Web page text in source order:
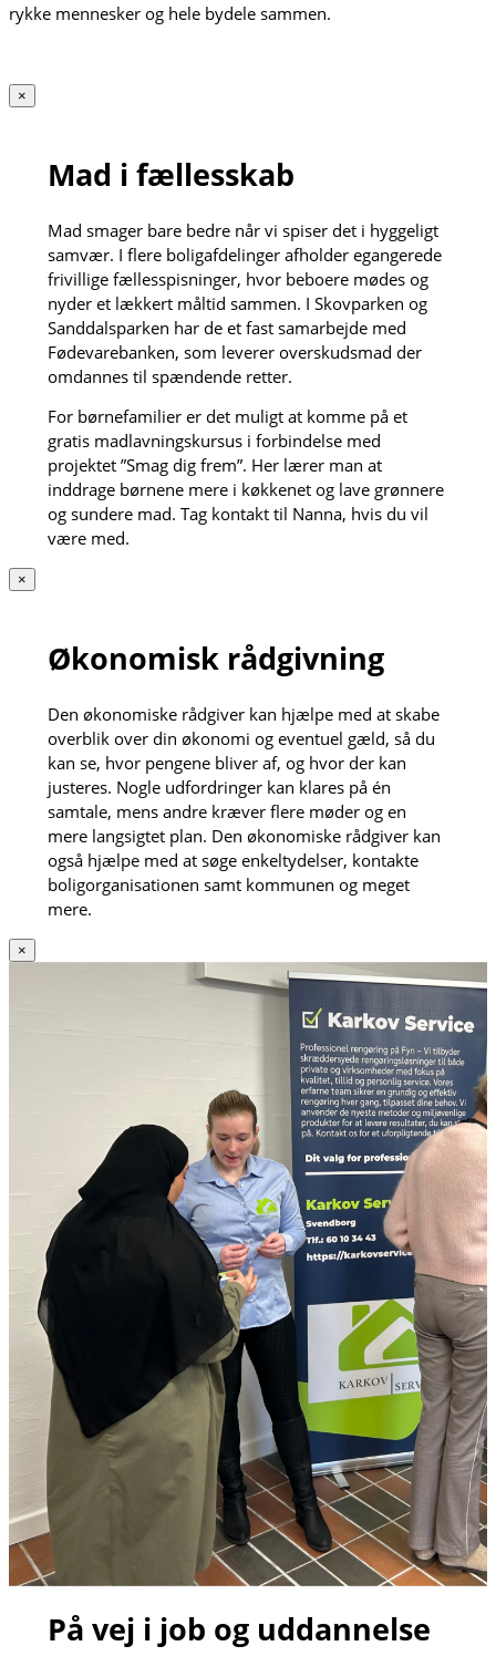
rykke mennesker og hele bydele sammen.
×
Mad i fællesskab
Mad smager bare bedre når vi spiser det i hyggeligt
samvær. I flere boligafdelinger afholder egangerede
frivillige fællesspisninger, hvor beboere mødes og
nyder et lækkert måltid sammen. I Skovparken og
Sanddalsparken har de et fast samarbejde med
Fødevarebanken, som leverer overskudsmad der
omdannes til spændende retter.
For børnefamilier er det muligt at komme på et
gratis madlavningskursus i forbindelse med
projektet ”Smag dig frem”. Her lærer man at
inddrage børnene mere i køkkenet og lave grønnere
og sundere mad. Tag kontakt til Nanna, hvis du vil
være med.
×
Økonomisk rådgivning
Den økonomiske rådgiver kan hjælpe med at skabe
overblik over din økonomi og eventuel gæld, så du
kan se, hvor pengene bliver af, og hvor der kan
justeres. Nogle udfordringer kan klares på én
samtale, mens andre kræver flere møder og en
mere langsigtet plan. Den økonomiske rådgiver kan
også hjælpe med at søge enkeltydelser, kontakte
boligorganisationen samt kommunen og meget
mere.
×
På vej i job og uddannelse